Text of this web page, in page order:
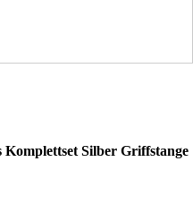
Komplettset Silber Griffstange